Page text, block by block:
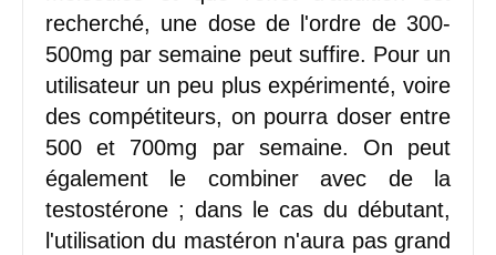
recherché, une dose de l'ordre de 300-
500mg par semaine peut suffire. Pour un
utilisateur un peu plus expérimenté, voire
des compétiteurs, on pourra doser entre
500 et 700mg par semaine. On peut
également le combiner avec de la
testostérone ; dans le cas du débutant,
l'utilisation du mastéron n'aura pas grand